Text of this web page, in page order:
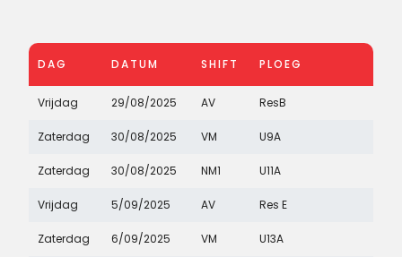
DAG DATUM SHIFT PLOEG
Vrijdag 29/08/2025 AV ResB
Zaterdag 30/08/2025 VM U9A
Zaterdag 30/08/2025 NM1 U11A
Vrijdag 5/09/2025 AV Res E
Zaterdag 6/09/2025 VM U13A